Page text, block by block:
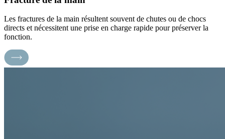
Les fractures de la main résultent souvent de chutes ou de chocs
directs et nécessitent une prise en charge rapide pour préserver la
fonction.